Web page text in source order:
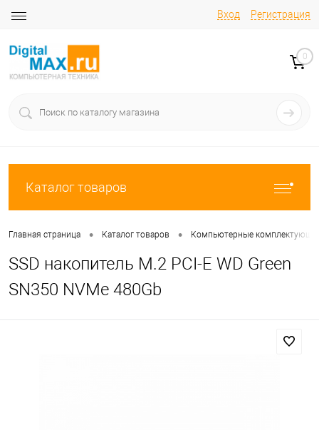
Вход Регистрация
0
Каталог товаров
Главная страница • Каталог товаров • Компьютерные
SSD накопитель M.2 PCI-E WD Green
SN350 NVMe 480Gb